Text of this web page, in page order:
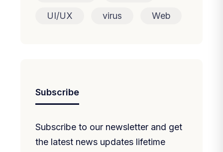
UI/UX virus Web
Subscribe
Subscribe to our newsletter and get
the latest news updates lifetime